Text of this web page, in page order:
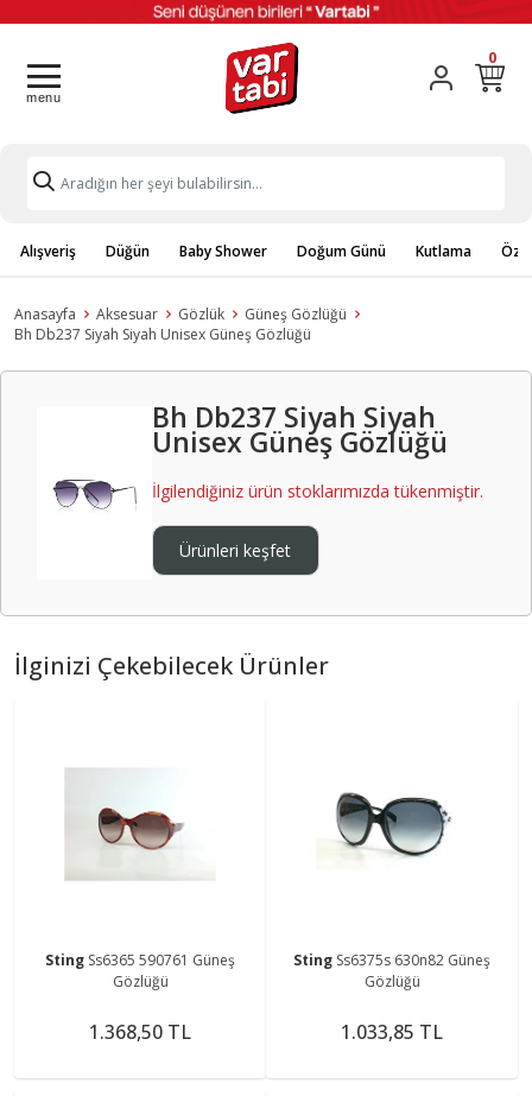
0
Alışveriş Düğün Baby Shower Doğum Günü Kutlama
Anasayfa Aksesuar Gözlük
Güneş Gözlüğü
Bh Db237 Siyah Siyah Unisex Güneş Gözlüğü
Bh Db237 Siyah Siyah
Unisex Güneş Gözlüğü
İlgilendiğiniz ürün stoklarımızda tükenmiştir.
Ürünleri keşfet
İlginizi Çekebilecek Ürünler
Sting Ss6365 590761 Güneş
Gözlüğü
1.368,50 TL
Sting Ss6375s 630n82 Güneş
Gözlüğü
1.033,85 TL